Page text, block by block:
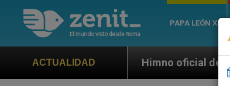
PAPA LEÓN XIV
ACTUALIDAD
oficial de la Jornada Mundial de la Juventud